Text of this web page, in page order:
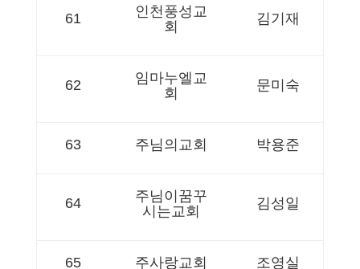
61
인천풍성교
회
김기재
62
임마누엘교
회
문미숙
63 주님의교회 박용준
64
주님이꿈꾸
시는교회
김성일
65 주사랑교회 조영실